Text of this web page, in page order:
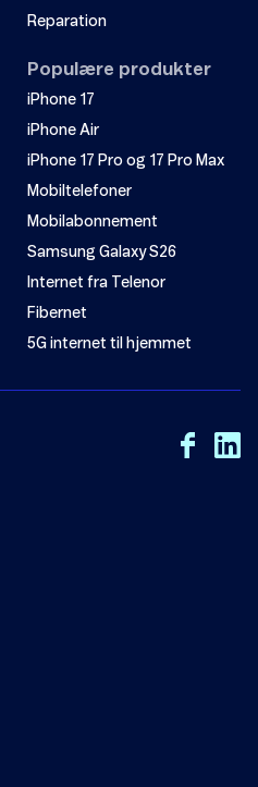
SendReparation
Populære produkter
iPhone 17
iPhone Air
iPhone 17 Pro og 17 Pro Max
Mobiltelefoner
Mobilabonnement
Samsung Galaxy S26
Internet fra Telenor
Fibernet
5G internet til hjemmet